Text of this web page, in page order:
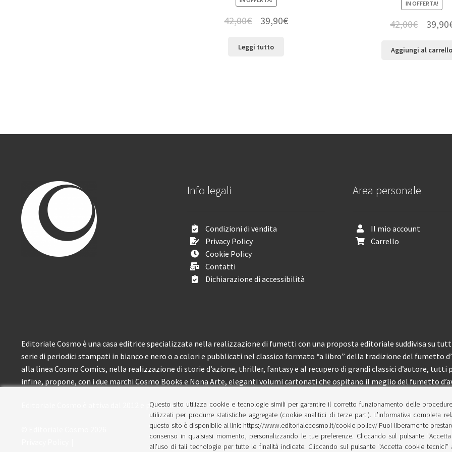
42,00€ 39,90€
Leggi tutto
IN OFFERTA!
42,00€ 39,90
Aggiungi al carrello
Info legali
Condizioni di vendita
Privacy Policy
Cookie Policy
Contatti
Dichiarazione di accessibilità
Area personale
Il mio account
Carrello
Editoriale Cosmo è una casa editrice specializzata nella realizzazione di fumetti con una proposta editoriale suddivisa su
serie di periodici stampati in bianco e nero o a colori e pubblicati nel classico formato “a libro” della tradizione del fumetto
alla linea Cosmo Comics, nella realizzazione di storie d’azione, thriller, fantasy e al recupero di grandi classici d’autore,
infine, propone, con i due marchi Cosmo Books e Nona Arte, eleganti volumi cartonati che ospitano il meglio del fumetto
Editoriale Cosmo è attiva dal 2012 e propone ai lettori circa 150 pubblicazioni l’anno.
Questo sito utilizza cookie e tecnologie simili per garantire il corretto funzionamento delle
utilizzati per produrre statistiche aggregate (cookie analitici di terze parti). L’informativa completa
questo sito è disponibile al link: https://www.editorialecosmo.it/cookie-policy/ Puoi liberamente
consenso in qualsiasi momento, personalizzando le tue preferenze. Cliccando sul pulsante
all'uso di tali tecnologie per tutte le finalità indicate. Cliccando sul pulsante "Accetta cookie tecnici"